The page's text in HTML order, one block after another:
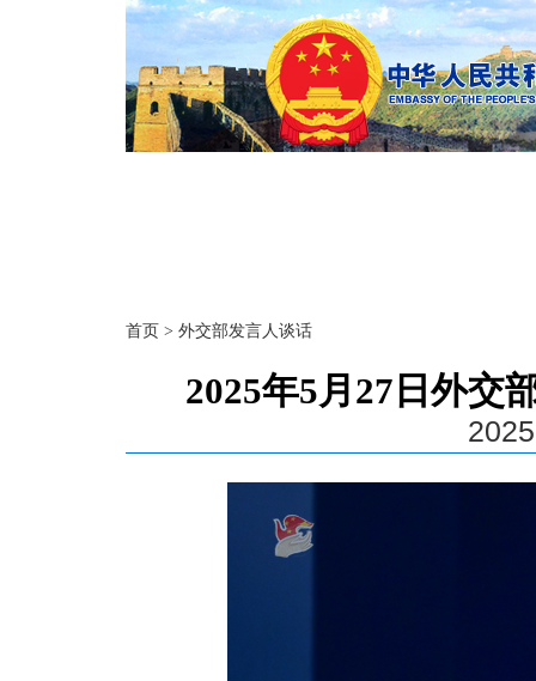
首页 > 外交部发言人谈话
2025年5月27日外交